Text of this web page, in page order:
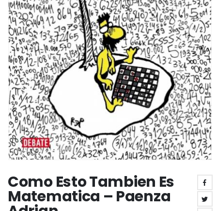
Como Esto Tambien Es
Matematica – Paenza